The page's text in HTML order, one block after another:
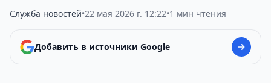
Служба новостей•22 мая 2026 г. 12:22•1 мин чтения
Добавить в источники Google